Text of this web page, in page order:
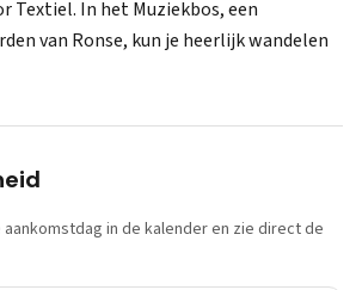
Textiel. In het Muziekbos, een
van Ronse, kun je heerlijk wandelen
in de kalender en zie direct de